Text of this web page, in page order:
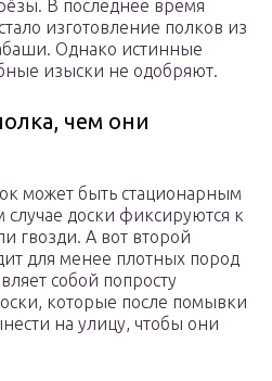
В последнее время
изготовление полков из
Однако истинные
изыски не одобряют.
чем они
может быть стационарным
доски фиксируются к
гвозди. А вот второй
для менее плотных пород
собой попросту
которые после помывки
на улицу, чтобы они